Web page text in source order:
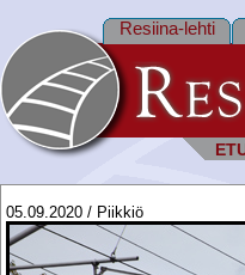
Resiina-lehti
05.09.2020 / Piikkiö